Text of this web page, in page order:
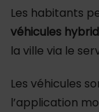
Les habitants
véhicules
la ville via le
Les véhicules
l’application